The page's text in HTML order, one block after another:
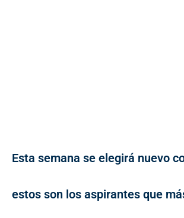
Esta semana se elegirá nuevo
estos son los aspirantes que